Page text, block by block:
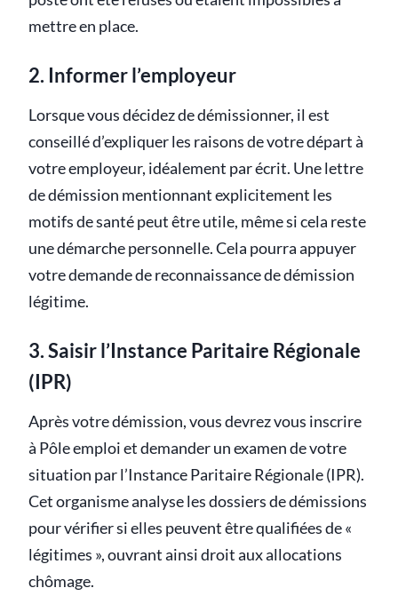
mettre en place.
2. Informer l’employeur
Lorsque vous décidez de démissionner, il est
conseillé d’expliquer les raisons de votre départ à
votre employeur, idéalement par écrit. Une lettre
de démission mentionnant explicitement les
motifs de santé peut être utile, même si cela reste
une démarche personnelle. Cela pourra appuyer
votre demande de reconnaissance de démission
légitime.
3. Saisir l’Instance Paritaire Régionale
(IPR)
Après votre démission, vous devrez vous inscrire
à Pôle emploi et demander un examen de votre
situation par l’Instance Paritaire Régionale (IPR).
Cet organisme analyse les dossiers de démissions
pour vérifier si elles peuvent être qualifiées de «
légitimes », ouvrant ainsi droit aux allocations
chômage.